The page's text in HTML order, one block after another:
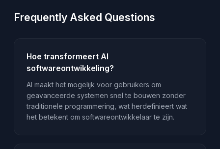
Frequently Asked Questions
Hoe transformeert AI
softwareontwikkeling?
AI maakt het mogelijk voor gebruikers om
geavanceerde systemen snel te bouwen zonder
traditionele programmering, wat herdefinieert wat
het betekent om softwareontwikkelaar te zijn.